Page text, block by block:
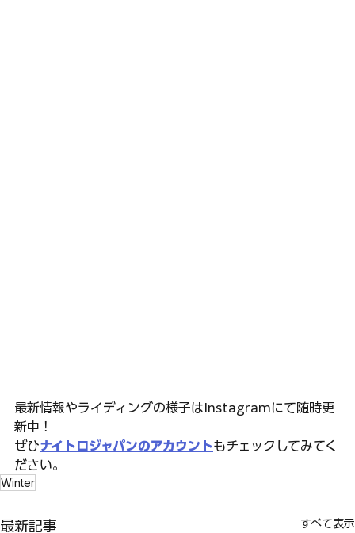
最新情報やライディングの様子はInstagramにて随時更
新中！
ぜひナイトロジャパンのアカウント
ださい。